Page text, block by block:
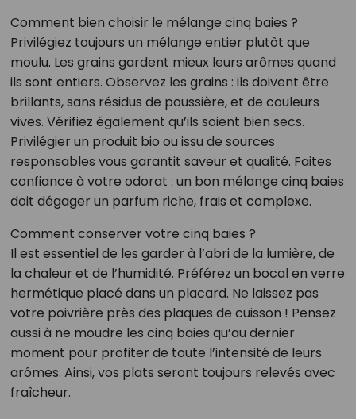
Comment bien choisir le mélange cinq baies ?
Privilégiez toujours un mélange entier plutôt que
moulu. Les grains gardent mieux leurs arômes quand
ils sont entiers. Observez les grains : ils doivent être
brillants, sans résidus de poussière, et de couleurs
vives. Vérifiez également qu’ils soient bien secs.
Privilégier un produit bio ou issu de sources
responsables vous garantit saveur et qualité. Faites
confiance à votre odorat : un bon mélange cinq baies
doit dégager un parfum riche, frais et complexe.
Comment conserver votre cinq baies ?
Il est essentiel de les garder à l’abri de la lumière, de
la chaleur et de l’humidité. Préférez un bocal en verre
hermétique placé dans un placard. Ne laissez pas
votre poivrière près des plaques de cuisson ! Pensez
aussi à ne moudre les cinq baies qu’au dernier
moment pour profiter de toute l’intensité de leurs
arômes. Ainsi, vos plats seront toujours relevés avec
fraîcheur.